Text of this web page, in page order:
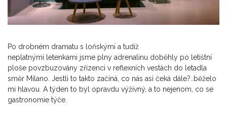
Po drobném dramatu s loňskými a tudíž
neplatnými letenkami jsme plny adrenalinu doběhly po letištní
ploše povzbuzovány zřízenci v reflexních vestách do letadla
směr Milano. Jestli to takto začíná, co nás asi čeká dále?..běželo
mi hlavou. A týden to byl opravdu výživný, a to nejenom, co se
gastronomie týče.